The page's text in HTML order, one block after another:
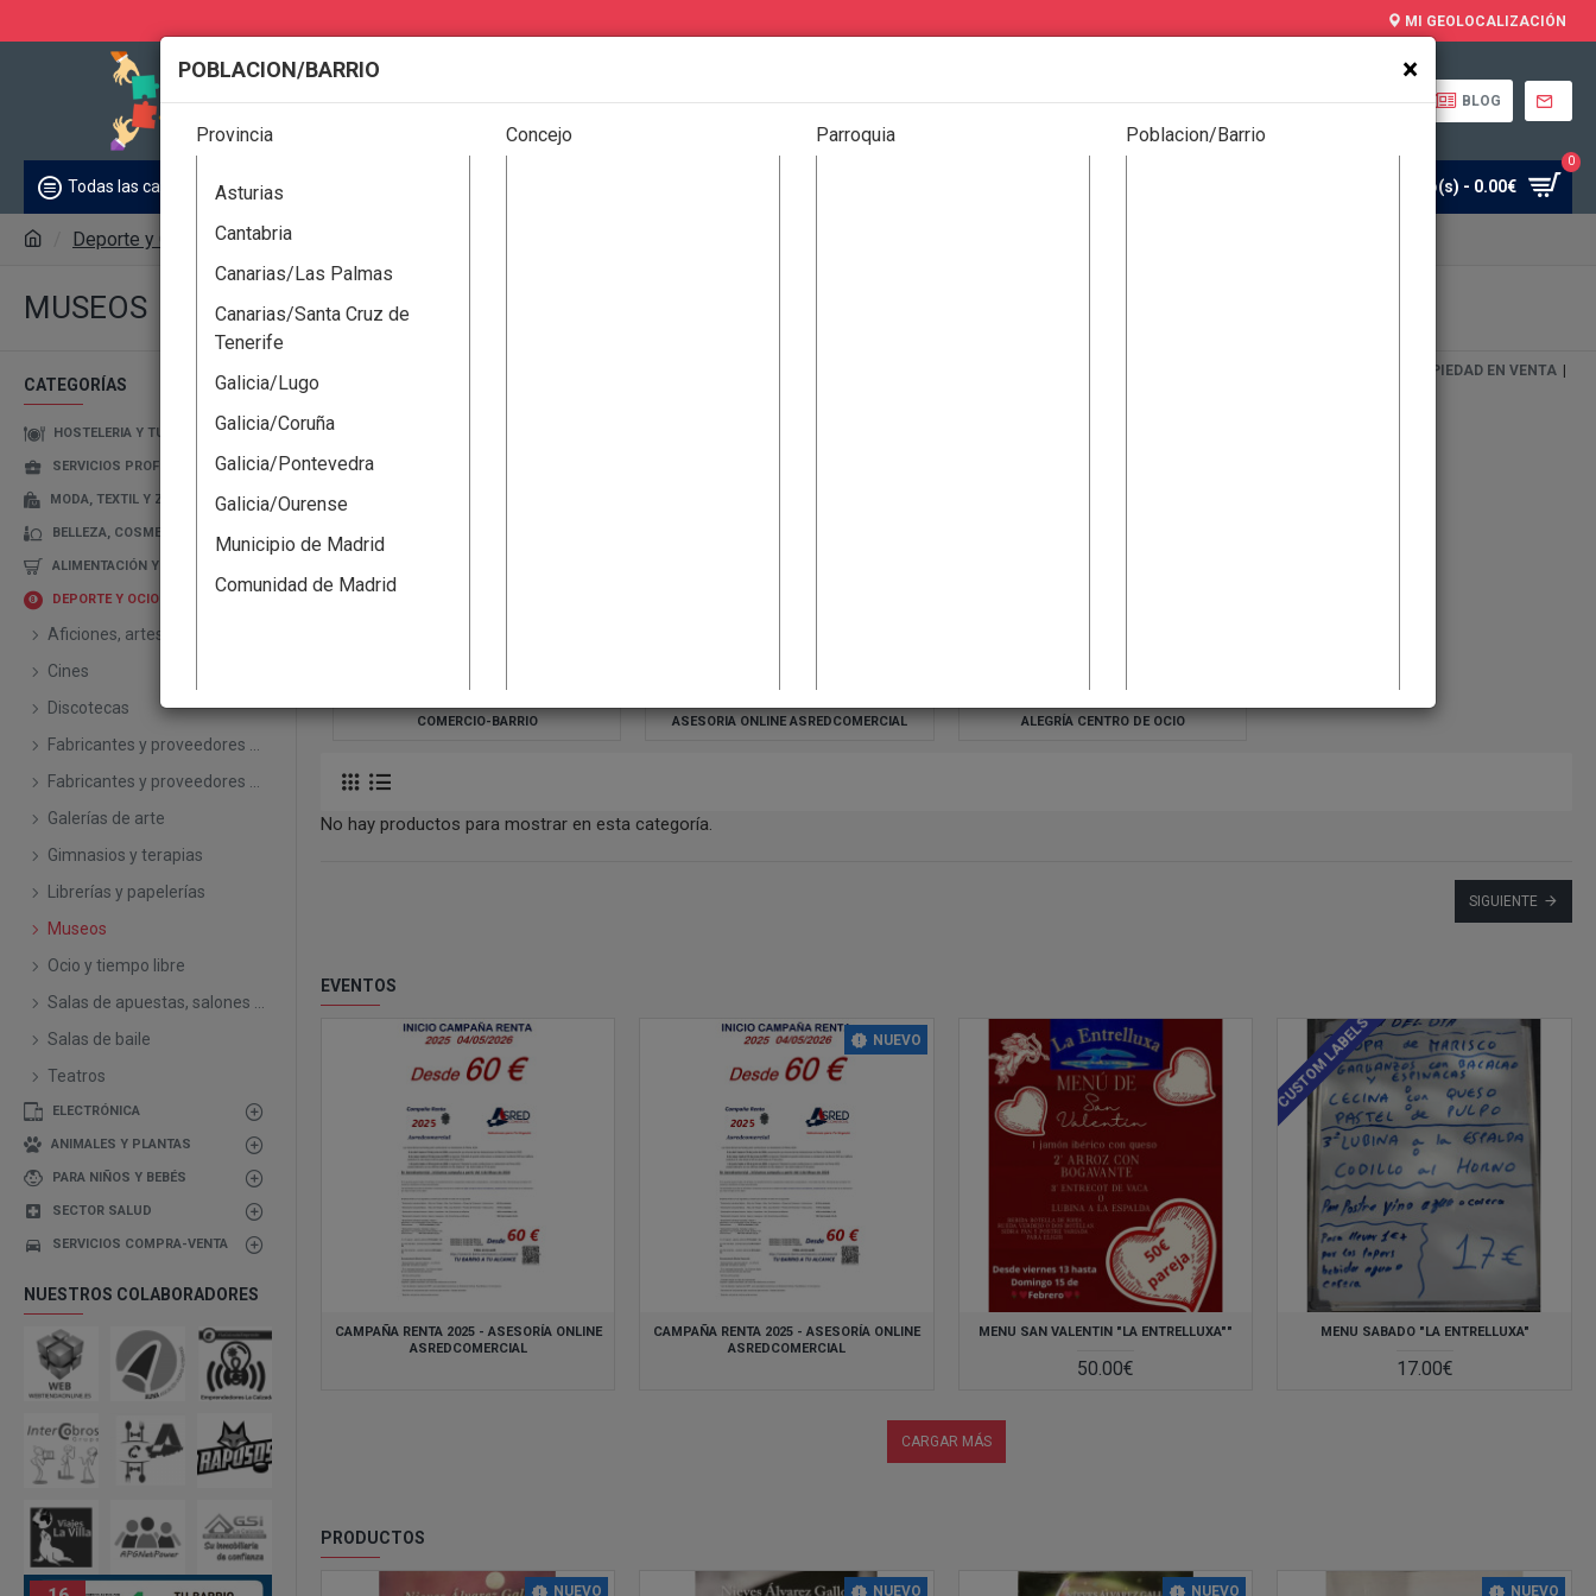
MI GEOLOCALIZACIÓN
Todas MANUAL DEL USO BLOG
0 artículo(s) - 0.00€
0
Deporte y Ocio Museos
MUSEOS
CATEGORÍAS
HOSTELERIA Y TURISMO
SERVICIOS PROFESIONALES
MODA, TEXTIL Y ZAPATOS
BELLEZA, COSMETICA
ALIMENTACIÓN Y BEBIDAS
DEPORTE Y OCIO
Cines
Discotecas
Galerías de arte
Gimnasios y terapias
Librerías y papelerías
Museos
Ocio y tiempo libre
Salas de baile
Teatros
ELECTRÓNICA
ANIMALES Y PLANTAS
PARA NIÑOS Y BEBÉS
SECTOR SALUD
SERVICIOS COMPRA-VENTA
NUESTROS COLABORADORES
PROPIEDAD EN VENTA
COMERCIO-BARRIO ASESORIA ONLINE ASREDCOMERCIAL ALEGRÍA CENTRO DE OCIO
No hay productos para mostrar en esta categoría.
SIGUIENTE
EVENTOS
CAMPAÑA RENTA 2025 - ASESORÍA ONLINE
ASREDCOMERCIAL
NUEVO
CAMPAÑA RENTA 2025 - ASESORÍA ONLINE
ASREDCOMERCIAL
MENU SAN VALENTIN "LA ENTRELLUXA""
50.00€
CUSTOM LABELS
MENU SABADO "LA ENTRELLUXA"
17.00€
CARGAR MÁS
PRODUCTOS
NUEVO NUEVO NUEVO NUEVO
×
POBLACION/BARRIO
Provincia
Asturias
Cantabria
Canarias/Las Palmas
Canarias/Santa Cruz de
Tenerife
Galicia/Lugo
Galicia/Coruña
Galicia/Pontevedra
Galicia/Ourense
Municipio de Madrid
Comunidad de Madrid
Concejo Parroquia Poblacion/Barrio